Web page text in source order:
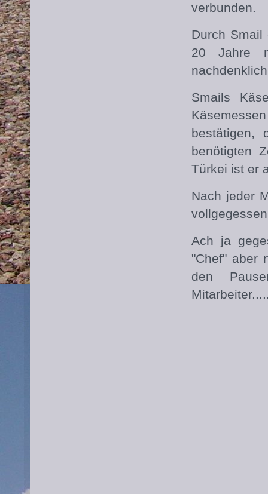
verbunden.
Durch
20 Jahre
Smails
bestätigen,
benötigten
Türkei ist er
Nach jeder
Ach ja
"Chef" aber
den